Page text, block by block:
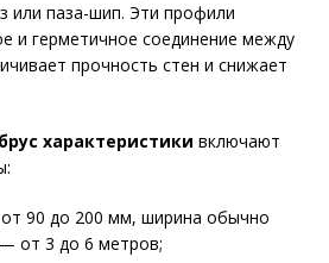
или паза-шип. Эти профили
и герметичное соединение между
прочность стен и снижает
характеристики включают
90 до 200 мм, ширина обычно
от 3 до 6 метров;